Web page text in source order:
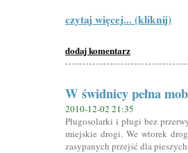
czytaj więcej... (kliknij)
dodaj komentarz
W świdnicy pełna
2010-12-02 21:35
Pługosolarki i pługi bez
miejskie drogi. We wtorek
zasypanych przejść dla